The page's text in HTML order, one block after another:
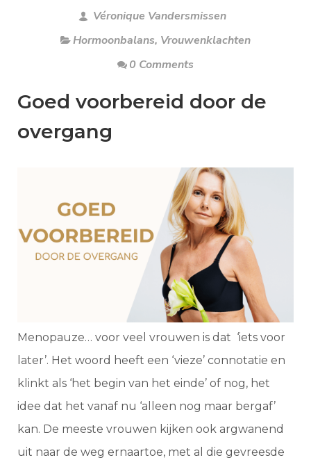
Véronique Vandersmissen
Hormoonbalans, Vrouwenklachten
0 Comments
Goed voorbereid door de
overgang
Menopauze… voor veel vrouwen is dat ‘iets voor
later’. Het woord heeft een ‘vieze’ connotatie en
klinkt als ‘het begin van het einde’ of nog, het
idee dat het vanaf nu ‘alleen nog maar bergaf’
kan. De meeste vrouwen kijken ook argwanend
uit naar de weg ernaartoe, met al die gevreesde